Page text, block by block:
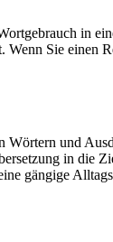
in
Sie einen
und
in die
gängige